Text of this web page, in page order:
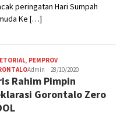
peringatan Hari Sumpah
Ke […]
, PEMPROV
Admin 28/10/2020
Rahim Pimpin
Gorontalo Zero